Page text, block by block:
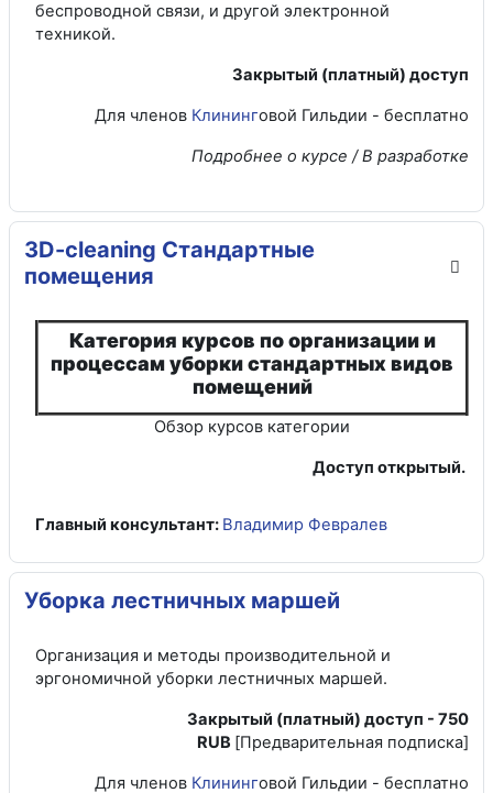
беспроводной связи, и другой электронной
техникой.
Закрытый (платный) доступ
Для членов Клининговой Гильдии - бесплатно
Подробнее о курсе / В разработке
3D-cleaning Стандартные
помещения
Категория курсов по организации и
процессам уборки стандартных видов
помещений
Обзор курсов категории
Доступ открытый.
Главный консультант: Владимир Февралев
Уборка лестничных маршей
Организация и методы производительной и
эргономичной уборки лестничных маршей.
Закрытый (платный) доступ - 750
RUB [Предварительная подписка]
Для членов Клининговой Гильдии - бесплатно